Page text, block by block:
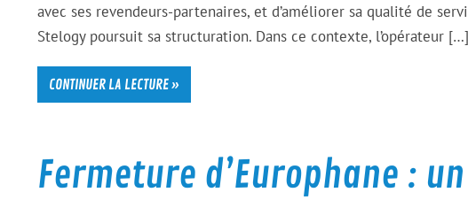
avec ses revendeurs-partenaires, et d’améliorer sa qualité de
Stelogy poursuit sa structuration. Dans ce contexte, l’opérateur […]
CONTINUER LA LECTURE »
Fermeture d’Europhane :